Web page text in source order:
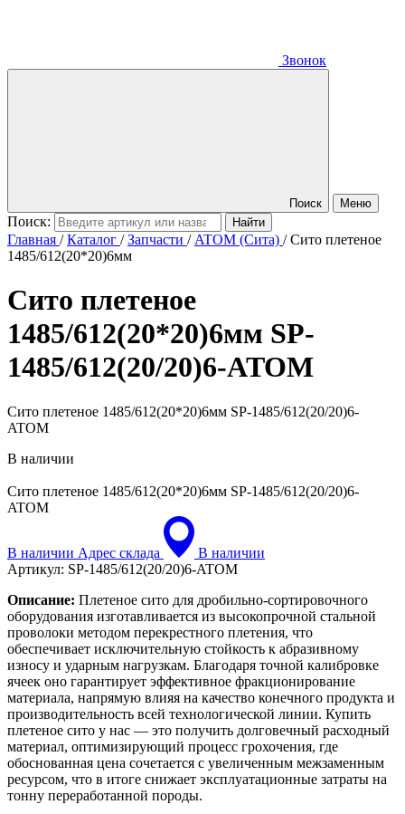
Звонок
Поиск Меню
Поиск:
Главная /Каталог /Запчасти / ATOM (Сита) /Сито плетеное
1485/612(20*20)6мм
Сито плетеное
1485/612(20*20)6мм SP-
1485/612(20/20)6-ATOM
Сито плетеное 1485/612(20*20)6мм SP-1485/612(20/20)6-
ATOM
В наличии
Сито плетеное 1485/612(20*20)6мм SP-1485/612(20/20)6-
ATOM
В наличии Адрес склада
В наличии
Артикул: SP-1485/612(20/20)6-ATOM
Описание: Плетеное сито для дробильно-сортировочного
оборудования изготавливается из высокопрочной стальной
проволоки методом перекрестного плетения, что
обеспечивает исключительную стойкость к абразивному
износу и ударным нагрузкам. Благодаря точной калибровке
ячеек оно гарантирует эффективное фракционирование
материала, напрямую влияя на качество конечного продукта и
производительность всей технологической линии. Купить
плетеное сито у нас — это получить долговечный расходный
материал, оптимизирующий процесс грохочения, где
обоснованная цена сочетается с увеличенным межзаменным
ресурсом, что в итоге снижает эксплуатационные затраты на
тонну переработанной породы.